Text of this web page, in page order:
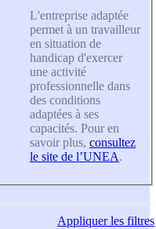
L'entreprise adaptée
permet à un travailleur
en situation de
handicap d'exercer
une activité
professionnelle dans
des conditions
adaptées à ses
capacités. Pour en
savoir plus, consultez
le site de l’UNEA.
Appliquerles filtres